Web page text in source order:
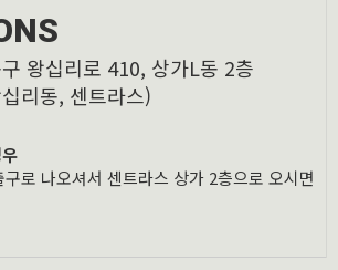
왕십리로 410, 상가L동 2층
리동, 센트라스)
로 나오셔서 센트라스 상가 2층으로 오시면